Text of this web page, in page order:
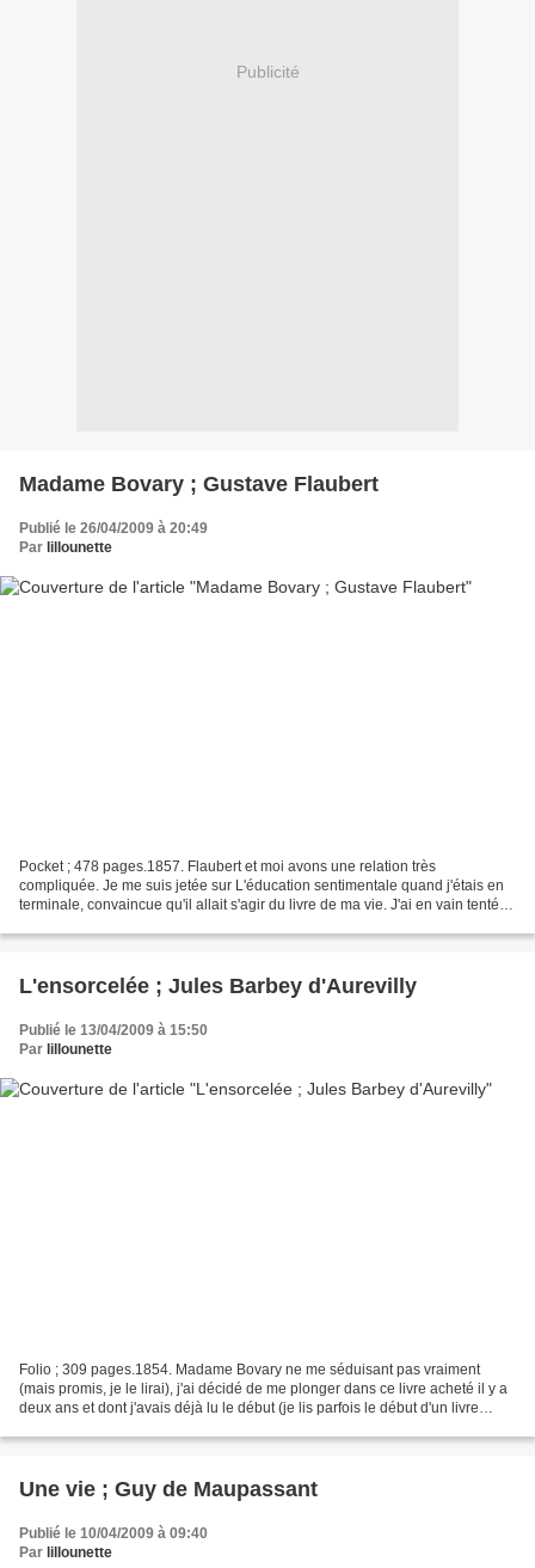
Publicité
Madame Bovary ; Gustave Flaubert
Publié le 26/04/2009 à 20:49
Par lillounette
Pocket ; 478 pages.1857. Flaubert et moi avons une relation très
compliquée. Je me suis jetée sur L'éducation sentimentale quand j'étais en
terminale, convaincue qu'il allait s'agir du livre de ma vie. J'ai en vain tenté
L'ensorcelée ; Jules Barbey d'Aurevilly
Publié le 13/04/2009 à 15:50
Par lillounette
Folio ; 309 pages.1854. Madame Bovary ne me séduisant pas vraiment
(mais promis, je le lirai), j'ai décidé de me plonger dans ce livre acheté il y a
deux ans et dont j'avais déjà lu le début (je lis parfois le début d'un livre
Une vie ; Guy de Maupassant
Publié le 10/04/2009 à 09:40
Par lillounette